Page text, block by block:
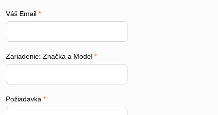
Váš Email *
Zariadenie: Značka a Model *
Požiadavka *